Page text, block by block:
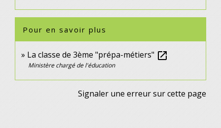
Pour en savoir plus
La classe de 3ème "prépa-métiers" open_in_new
Ministère chargé de l'éducation
Signaler une erreur sur cette page